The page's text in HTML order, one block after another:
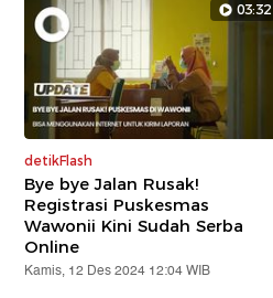
03:32
detikFlash
Bye bye Jalan Rusak!
Registrasi Puskesmas
Wawonii Kini Sudah Serba
Online
Kamis, 12 Des 2024 12:04 WIB